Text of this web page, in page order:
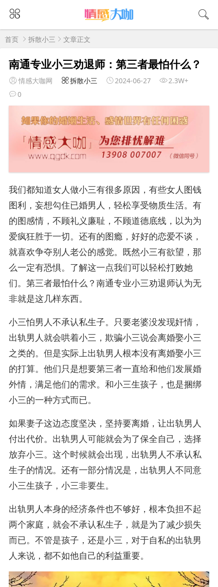
首页 拆散小三 文章正文
南通专业小三劝退师：第三者最怕什么？
情感大咖网 拆散小三 2024-06-27
2.3W+
0
我们都知道女人做小三有很多原因，有些女人图钱
图利，妄想勾住已婚男人，轻松享受物质生活。有
的图感情，不顾礼义廉耻，不顾道德底线，以为为
爱疯狂胜于一切。还有的图瘾，好好的恋爱不谈，
就喜欢争夺别人老公的感觉。既然小三有欲望，那
么一定有恐惧。了解这一点我们可以轻松打败她
们。第三者最怕什么？南通专业小三劝退师认为无
非就是这几样东西。
小三怕男人不承认私生子。只要老婆没发现奸情，
出轨男人就会哄着小三，欺骗小三说会离婚娶小三
之类的。但是实际上出轨男人根本没有离婚娶小三
的打算。他们只是想要第三者一直给和他们发展婚
外情，满足他们的需求。和小三生孩子，也是捆绑
小三的一种方式而已。
如果妻子这边态度坚决，坚持要离婚，让出轨男人
付出代价。出轨男人可能就会为了保全自己，选择
放弃小三。这个时候就会出现，出轨男人不承认私
生子的情况。还有一部分情况是，出轨男人不同意
小三生孩子，小三非要生。
出轨男人本身的经济条件也不够好，根本负担不起
两个家庭，就会不承认私生子，就是为了减少损失
而已。不管是孩子，还是小三，对于自私的出轨男
人来说，都不如他自己的利益重要。